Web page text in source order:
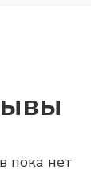
пока нет